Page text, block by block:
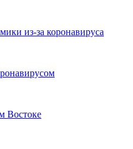
из-за коронавируса
Востоке